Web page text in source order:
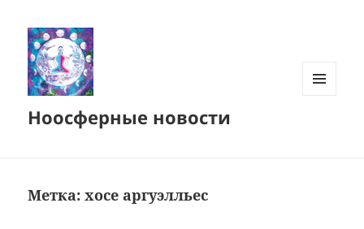
Ноосферные новости
Метка:хосе аргуэлльес